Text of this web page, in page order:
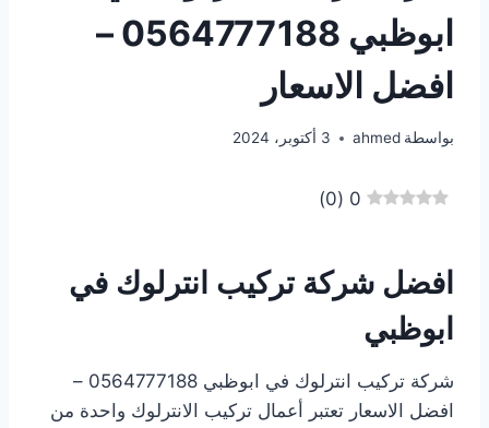
ابوظبي 0564777188 –
افضل الاسعار
بواسطة ahmed 3 أكتوبر، 2024
0
(
0
)
افضل شركة تركيب انترلوك في
ابوظبي
شركة تركيب انترلوك في ابوظبي 0564777188 –
افضل الاسعار تعتبر أعمال تركيب الانترلوك واحدة من